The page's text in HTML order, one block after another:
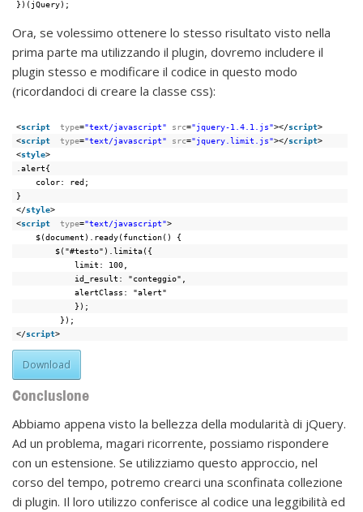
})(jQuery);
Ora, se volessimo ottenere lo stesso risultato visto nella
prima parte ma utilizzando il plugin, dovremo includere il
plugin stesso e modificare il codice in questo modo
(ricordandoci di creare la classe css):
<script type="text/javascript" src="jquery-1.4.1.js"></script>
<script type="text/javascript" src="jquery.limit.js"></script>
<style>
.alert{
color: red;
}
</style>
<script type="text/javascript">
$(document).ready(function() {
$("#testo").limita({
limit: 100,
id_result: "conteggio",
alertClass: "alert"
});
});
</script>
Download
Conclusione
Abbiamo appena visto la bellezza della modularità di jQuery.
Ad un problema, magari ricorrente, possiamo rispondere
con un estensione. Se utilizziamo questo approccio, nel
corso del tempo, potremo crearci una sconfinata collezione
di plugin. Il loro utilizzo conferisce al codice una leggibilità ed